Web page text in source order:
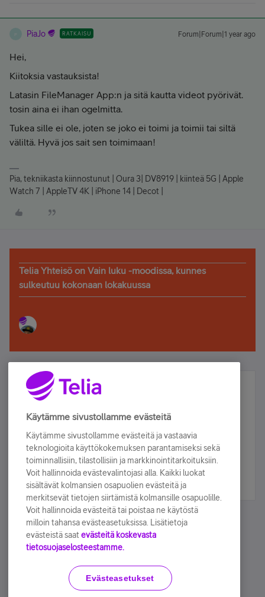
PiaJo RATKAISU Forum|Forum|1 year ago
Hei,
Kiitoksia vastauksista!
Latasin FileManager App:n ja sitä kautta videot pyörivät.
tosin aina ei ihan ogelmitta.
Tukea sille ei ole, joten se joko ei toimi ja toimii tai siltä
väliltä. Hyvä jos sait sen toimimaan!
Pia, tekniikasta kiinnostunut | Oura 3| DV8919 | kiinteä 5G | Apple
Watch 7 | AppleTV 4K | iPhone 14 | Decot |
Telia Yhteisö on Vain luku -moodissa, kunnes
sulkeutuu kokonaan lokakuussa
Älä jää paitsi – osallistu ja voita!
Tilaa Telian uutiskirje ja olet mukana arvonnassa.
sähköpostiisi.
Tilaa nyt
Käyttöehdot Accessibility statement
Käytämme sivustollamme evästeitä
Käytämme sivustollamme evästeitä ja vastaavia
teknologioita käyttökokemuksen parantamiseksi sekä
toiminnallisiin, tilastollisiin ja markkinointitarkoituksiin.
Voit hallinnoida evästevalintojasi alla. Kaikki luokat
sisältävät kolmansien osapuolien evästeitä ja
merkitsevät tietojen siirtämistä kolmansille osapuolille.
Voit hallinnoida evästeitä tai poistaa ne käytöstä
milloin tahansa evästeasetuksissa. Lisätietoja
evästeistä saat evästeitä koskevasta
tietosuojaselosteestamme.
Evästeasetukset